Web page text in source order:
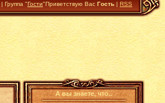
| Группа "Гости"Приветствую Вас Гость | RSS
А вы знаете, что..